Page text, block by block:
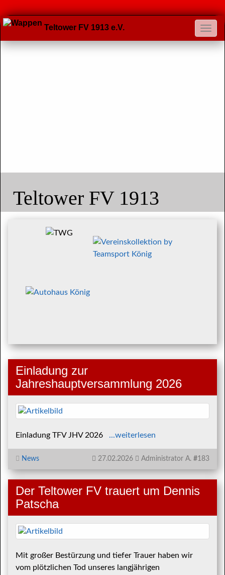
Teltower FV 1913 e.V.
Teltower FV 1913
Einladung zur
Jahreshauptversammlung 2026
Einladung TFV JHV 2026 ...weiterlesen
News 27.02.2026 Administrator A. #183
Der Teltower FV trauert um Dennis
Patscha
Mit großer Bestürzung und tiefer Trauer haben wir
vom plötzlichen Tod unseres langjährigen